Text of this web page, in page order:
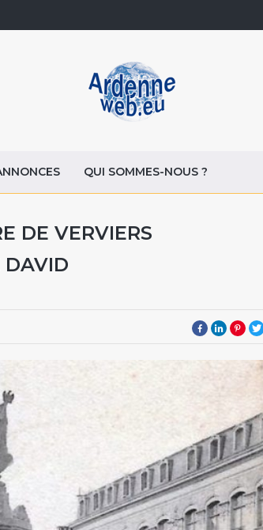
QUI SOMMES-NOUS ?
DE VERVIERS
DAVID